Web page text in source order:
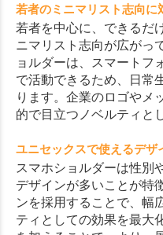
若者のミニマリスト志向に
若者を中心に、できるだ
ニマリスト志向が広がっ
ョルダーは、スマートフ
で活動できるため、日常
ります。企業のロゴやメ
的で目立つノベルティと
ユニセックスで使えるデザ
スマホショルダーは性別
デザインが多いことが特
ンを採用することで、幅
ティとしての効果を最大